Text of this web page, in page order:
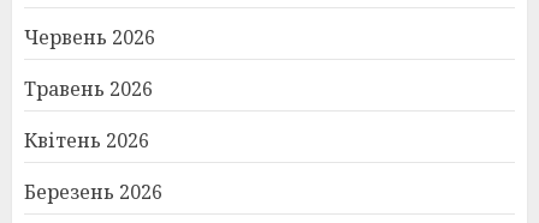
Червень 2026
Травень 2026
Квітень 2026
Березень 2026